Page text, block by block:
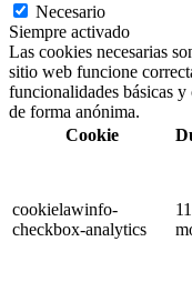
Necesario
Siempre activado
Las cookies necesarias
sitio web funcione
funcionalidades básicas
de forma anónima.
Cookie
cookielawinfo-
checkbox-analytics
11